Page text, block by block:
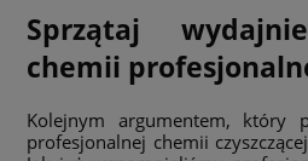
Sprzątaj
chemii
Kolejnym argumentem, który
profesjonalnej chemii